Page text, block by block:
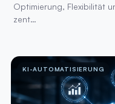
Optimierung, Flexibilität
zent…
KI-AUTOMATISIERUNG